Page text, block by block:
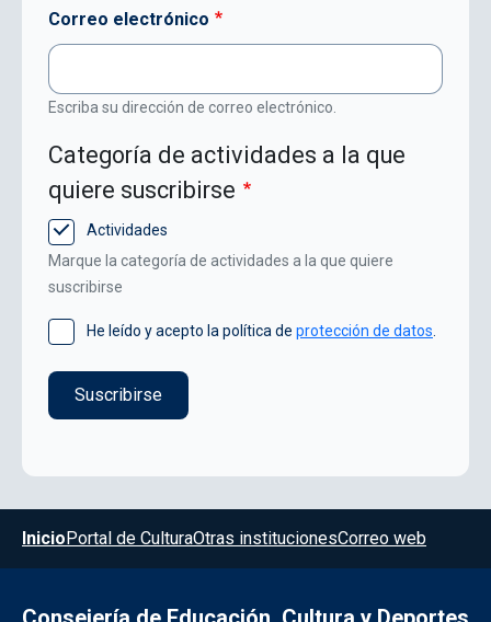
Correo electrónico
Escriba su dirección de correo electrónico.
Categoría de actividades a la que
quiere suscribirse
Actividades
Marque la categoría de actividades a la que quiere
suscribirse
He leído y acepto la política de protección de datos
Menú del pie
InicioPortal de CulturaOtras institucionesCorreo web